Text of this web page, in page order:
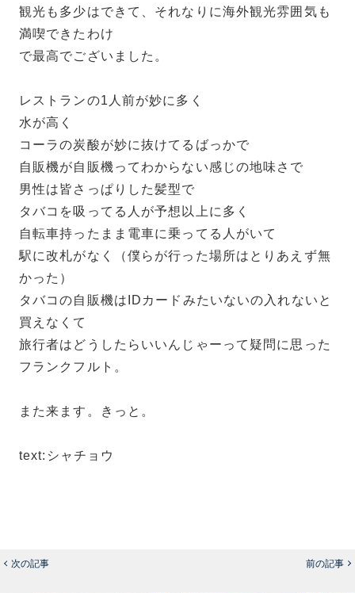
観光も多少はできて、それなりに海外観光雰囲気も
満喫できたわけ
で最高でございました。
レストランの1人前が妙に多く
水が高く
コーラの炭酸が妙に抜けてるばっかで
自販機が自販機ってわからない感じの地味さで
男性は皆さっぱりした髪型で
タバコを吸ってる人が予想以上に多く
自転車持ったまま電車に乗ってる人がいて
駅に改札がなく（僕らが行った場所はとりあえず無
かった）
タバコの自販機はIDカードみたいないの入れないと
買えなくて
旅行者はどうしたらいいんじゃーって疑問に思った
フランクフルト。
また来ます。きっと。
text:シャチョウ
次の記事 前の記事